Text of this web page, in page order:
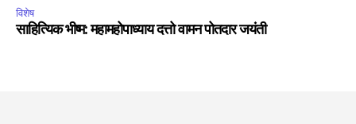
विशेष
साहित्यिक भीष्म: महामहोपाध्याय दत्तो वामन पोतदार जयंती